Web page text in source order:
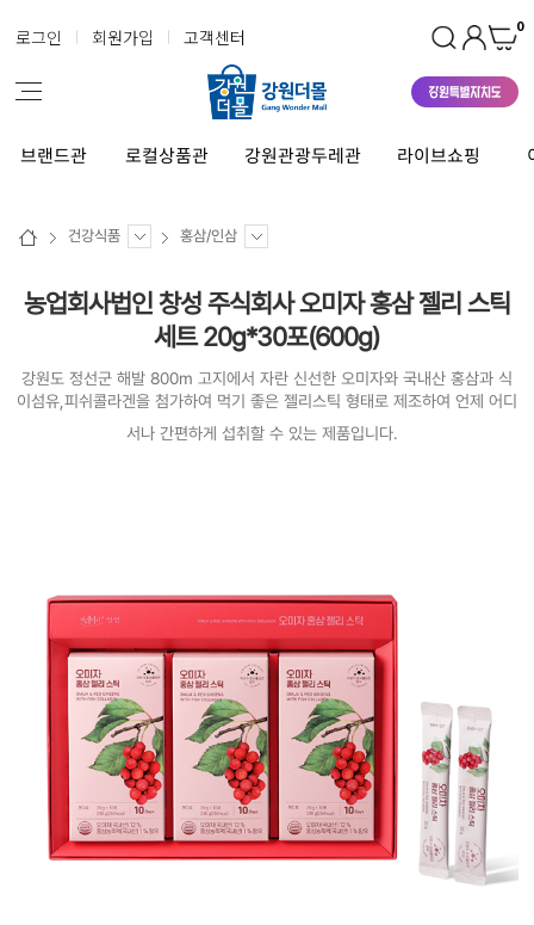
로그인 회원가입 고객센터 0
브랜드관 로컬상품관 강원관광두레관 라이브쇼핑
건강식품 홍삼/인삼
농업회사법인 창성 주식회사 오미자 홍삼 젤리 스틱
세트 20g*30포(600g)
강원도 정선군 해발 800m 고지에서 자란 신선한 오미자와 국내산 홍삼과 식
이섬유,피쉬콜라겐을 첨가하여 먹기 좋은 젤리스틱 형태로 제조하여 언제 어디
서나 간편하게 섭취할 수 있는 제품입니다.